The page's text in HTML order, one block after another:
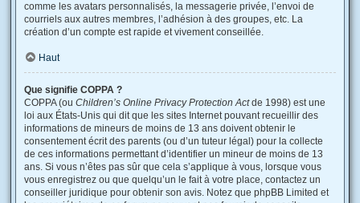
comme les avatars personnalisés, la messagerie privée, l’envoi de
courriels aux autres membres, l’adhésion à des groupes, etc. La
création d’un compte est rapide et vivement conseillée.
Haut
Que signifie COPPA ?
COPPA (ou Children’s Online Privacy Protection Actde 1998) est une
loi aux États-Unis qui dit que les sites Internet pouvant recueillir des
informations de mineurs de moins de 13 ans doivent obtenir le
consentement écrit des parents (ou d’un tuteur légal) pour la collecte
de ces informations permettant d’identifier un mineur de moins de 13
ans. Si vous n’êtes pas sûr que cela s’applique à vous, lorsque vous
vous enregistrez ou que quelqu’un le fait à votre place, contactez un
conseiller juridique pour obtenir son avis. Notez que phpBB Limited et